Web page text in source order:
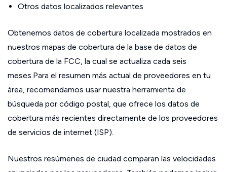
Otros datos localizados relevantes
Obtenemos datos de cobertura localizada mostrados en
nuestros mapas de cobertura de la base de datos de
cobertura de la FCC, la cual se actualiza cada seis
meses.Para el resumen más actual de proveedores en tu
área, recomendamos usar nuestra herramienta de
búsqueda por código postal, que ofrece los datos de
cobertura más recientes directamente de los proveedores
de servicios de internet (ISP).
Nuestros resúmenes de ciudad comparan las velocidades